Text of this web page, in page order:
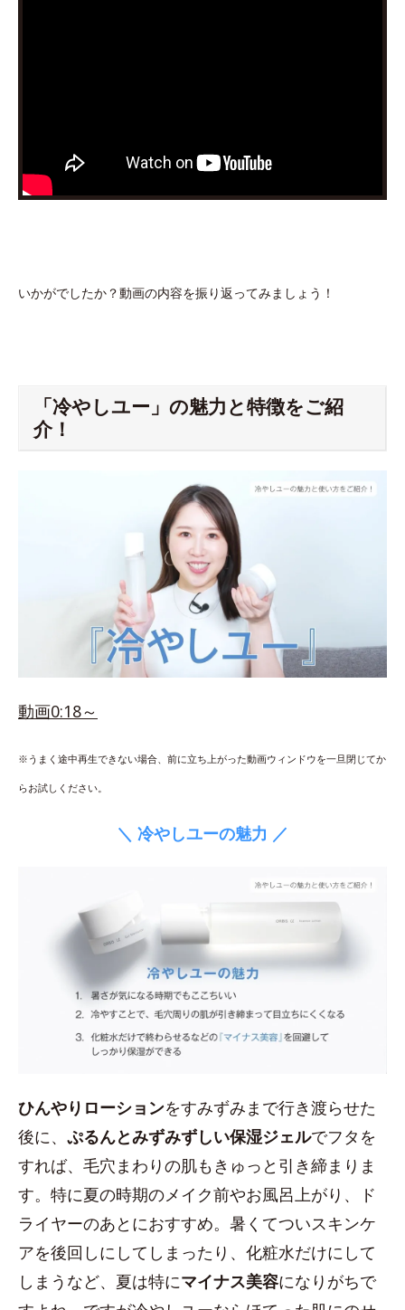
いかがでしたか？動画の内容を振り返ってみましょう！
「冷やしユー」の魅力と特徴をご紹
介！
動画0:18～
※うまく途中再生できない場合、前に立ち上がった動画ウィンドウを一旦閉じてか
らお試しください。
＼ 冷やしユーの魅力 ／
ひんやりローションをすみずみまで行き渡らせた
後に、 ぷるんとみずみずしい保湿ジェルでフタを
すれば、毛穴まわりの肌もきゅっと引き締まりま
す。特に夏の時期のメイク前やお風呂上がり、ド
ライヤーのあとにおすすめ。暑くてついスキンケ
アを後回しにしてしまったり、化粧水だけにして
しまうなど、夏は特にマイナス美容になりがちで